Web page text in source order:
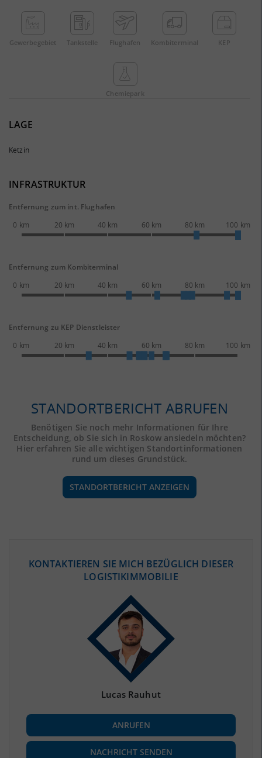
Gewerbe­gebiet Tankstelle Flughafen Kombi­terminal KEP
Chemie­park
LAGE
Ketzin
INFRASTRUKTUR
Entfernung zum int. Flughafen
0 km
20 km 40 km 60 km 80 km 100 km
Entfernung zum Kombiterminal
0 km
20 km 40 km 60 km 80 km 100 km
Entfernung zu KEP Dienstleister
0 km
20 km 40 km 60 km 80 km 100 km
STANDORTBERICHT ABRUFEN
Benötigen Sie noch mehr Informationen für Ihre
Entscheidung, ob Sie sich in Roskow ansiedeln möchten?
Hier erfahren Sie alle wichtigen Standortinformationen
rund um dieses Grundstück.
STANDORTBERICHT ANZEIGEN
(STAND: 12/2019)
(Landkreis / Kreisfreie Stadt)
BESCHÄFTIGUNG
Beschäftigte
(Landkreis / Kreisfreie Stadt)
86.660
KONTAKTIEREN SIE MICH BEZÜGLICH DIESER
LOGISTIKIMMOBILIE
Lucas Rauhut
ANRUFEN
NACHRICHT SENDEN